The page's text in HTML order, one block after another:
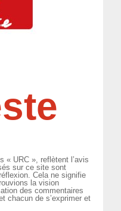
« URC », reflètent l’avis
sur ce site sont
Cela ne signifie
la vision
des commentaires
chacun de s’exprimer et